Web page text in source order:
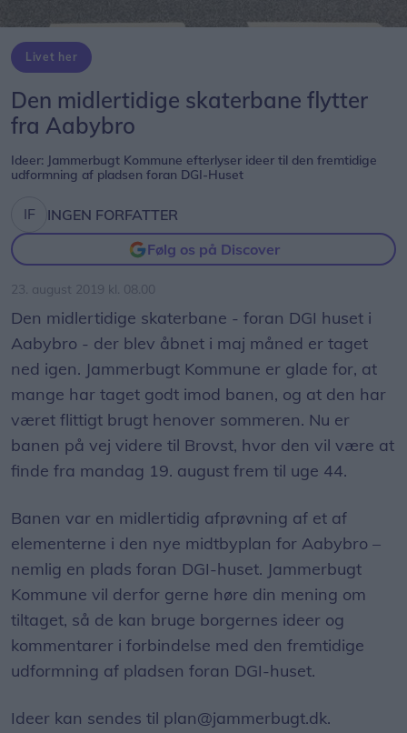
Livet her
Den midlertidige skaterbane flytter
fra Aabybro
Ideer: Jammerbugt Kommune efterlyser ideer til den fremtidige
udformning af pladsen foran DGI-Huset
INGEN FORFATTER
Følg os på Discover
23. august 2019 kl. 08.00
Den midlertidige skaterbane - foran DGI huset i
Aabybro - der blev åbnet i maj måned er taget
ned igen. Jammerbugt Kommune er glade for, at
mange har taget godt imod banen, og at den har
været flittigt brugt henover sommeren. Nu er
banen på vej videre til Brovst, hvor den vil være at
finde fra mandag 19. august frem til uge 44.
Banen var en midlertidig afprøvning af et af
elementerne i den nye midtbyplan for Aabybro –
nemlig en plads foran DGI-huset. Jammerbugt
Kommune vil derfor gerne høre din mening om
tiltaget, så de kan bruge borgernes ideer og
kommentarer i forbindelse med den fremtidige
udformning af pladsen foran DGI-huset.
Ideer kan sendes til plan@jammerbugt.dk.